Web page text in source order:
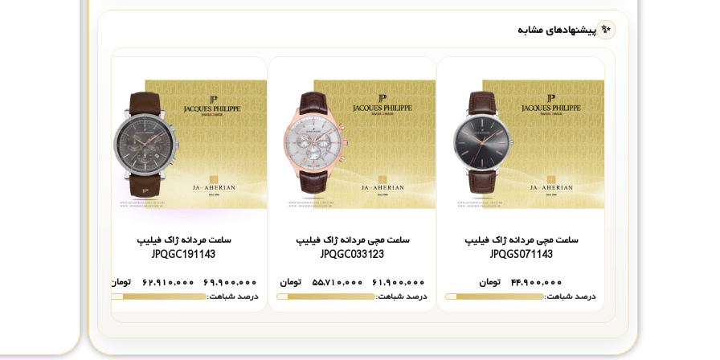
✨ پیشنهادهای مشابه
ساعت مچی مردانه ژاک فیلیپ
JPQGS071143
۴۴,۹۰۰,۰۰۰
تومان
درصد شباهت:
ساعت مچی مردانه ژاک فیلیپ
JPQGC033123
۶۱,۹۰۰,۰۰۰ ۵۵,۷۱۰,۰۰۰
تومان
درصد شباهت:
ساعت مردانه ژاک فیلیپ
JPQGC191143
۶۹,۹۰۰,۰۰۰ ۶۲,۹۱۰,۰۰۰
تومان
درصد شباهت: